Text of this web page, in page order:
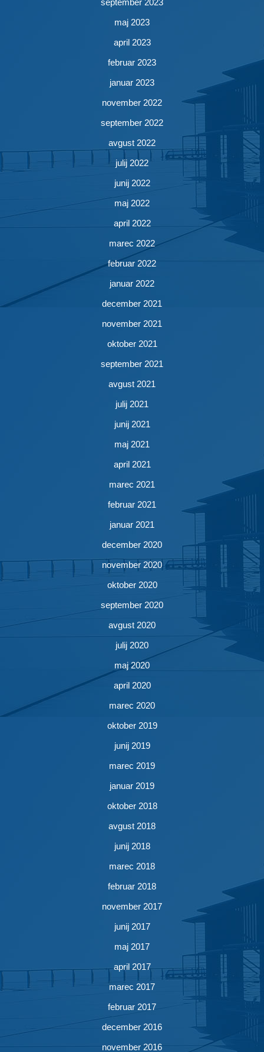
september 2023
maj 2023
april 2023
februar 2023
januar 2023
november 2022
september 2022
avgust 2022
julij 2022
junij 2022
maj 2022
april 2022
marec 2022
februar 2022
januar 2022
december 2021
november 2021
oktober 2021
september 2021
avgust 2021
julij 2021
junij 2021
maj 2021
april 2021
marec 2021
februar 2021
januar 2021
december 2020
november 2020
oktober 2020
september 2020
avgust 2020
julij 2020
maj 2020
april 2020
marec 2020
oktober 2019
junij 2019
marec 2019
januar 2019
oktober 2018
avgust 2018
junij 2018
marec 2018
februar 2018
november 2017
junij 2017
maj 2017
april 2017
marec 2017
februar 2017
december 2016
november 2016